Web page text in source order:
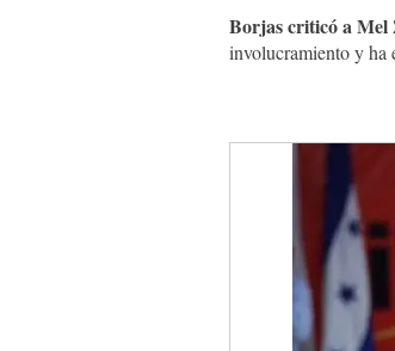
Borjas criticó a Mel
involucramiento y ha